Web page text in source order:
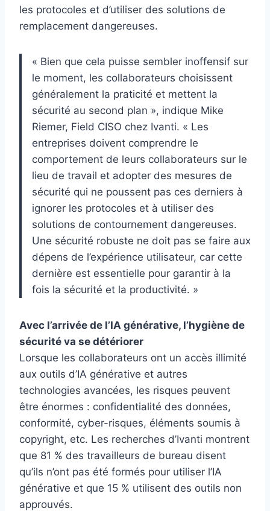
les protocoles et d’utiliser des solutions de
remplacement dangereuses.
« Bien que cela puisse sembler inoffensif sur
le moment, les collaborateurs choisissent
généralement la praticité et mettent la
sécurité au second plan », indique Mike
Riemer, Field CISO chez Ivanti. « Les
entreprises doivent comprendre le
comportement de leurs collaborateurs sur le
lieu de travail et adopter des mesures de
sécurité qui ne poussent pas ces derniers à
ignorer les protocoles et à utiliser des
solutions de contournement dangereuses.
Une sécurité robuste ne doit pas se faire aux
dépens de l’expérience utilisateur, car cette
dernière est essentielle pour garantir à la
fois la sécurité et la productivité. »
Avec l’arrivée de l’IA générative, l’hygiène de
sécurité va se détériorer
Lorsque les collaborateurs ont un accès illimité
aux outils d’IA générative et autres
technologies avancées, les risques peuvent
être énormes : confidentialité des données,
conformité, cyber-risques, éléments soumis à
copyright, etc. Les recherches d’Ivanti montrent
que 81 % des travailleurs de bureau disent
qu’ils n’ont pas été formés pour utiliser l’IA
générative et que 15 % utilisent des outils non
approuvés.